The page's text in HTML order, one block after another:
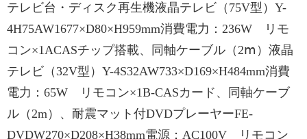
テレビ台・ディスク再生機液晶テレビ（75V型）Y-
4H75AW1677×D80×H959mm消費電力：236W リモ
コン×1ACASチップ搭載、同軸ケーブル（2ⅿ）液晶
テレビ（32V型）Y-4S32AW733×D169×H484mm消費
電力：65W リモコン×1B-CASカード、同軸ケーブ
ル（2m）、耐震マット付DVDプレーヤーFE-
DVDW270×D208×H38mm電源：AC100V リモコン